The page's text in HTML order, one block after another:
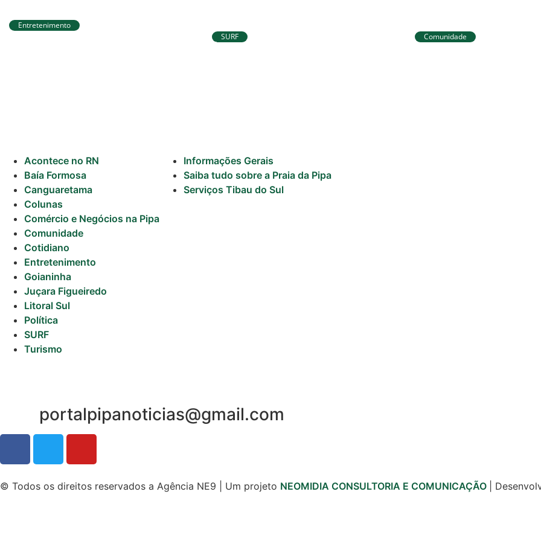
Surf
Entretenimento
SURF Comunidade
Acontece no RN
Baía Formosa
Canguaretama
Colunas
Comércio e Negócios na Pipa
Comunidade
Cotidiano
Entretenimento
Goianinha
Juçara Figueiredo
Litoral Sul
Política
SURF
Turismo
Informações Gerais
Saiba tudo sobre a Praia da Pipa
Serviços Tibau do Sul
portalpipanoticias@gmail.com
© Todos os direitos reservados a Agência NE9 | Um projeto NEOMIDIA CONSULTORIA E COMUNICAÇÃO |